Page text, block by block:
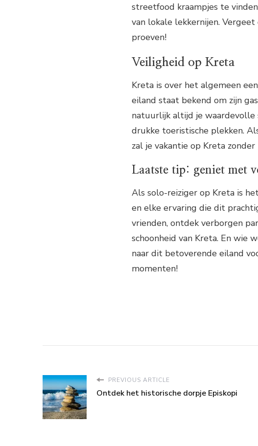
streetfood kraampjes te
van lokale lekkernijen.
proeven!
Veiligheid op Kreta
Kreta is over het algemeen
eiland staat bekend om zijn
natuurlijk altijd je
drukke toeristische plekken.
zal je vakantie op Kreta
Laatste tip: geniet met
Als solo-reiziger op Kreta is
en elke ervaring die dit
vrienden, ontdek verborgen
schoonheid van Kreta. En wie
naar dit betoverende eiland
momenten!
PREVIOUS ARTICLE
Ontdek het historische dorpje Episkopi